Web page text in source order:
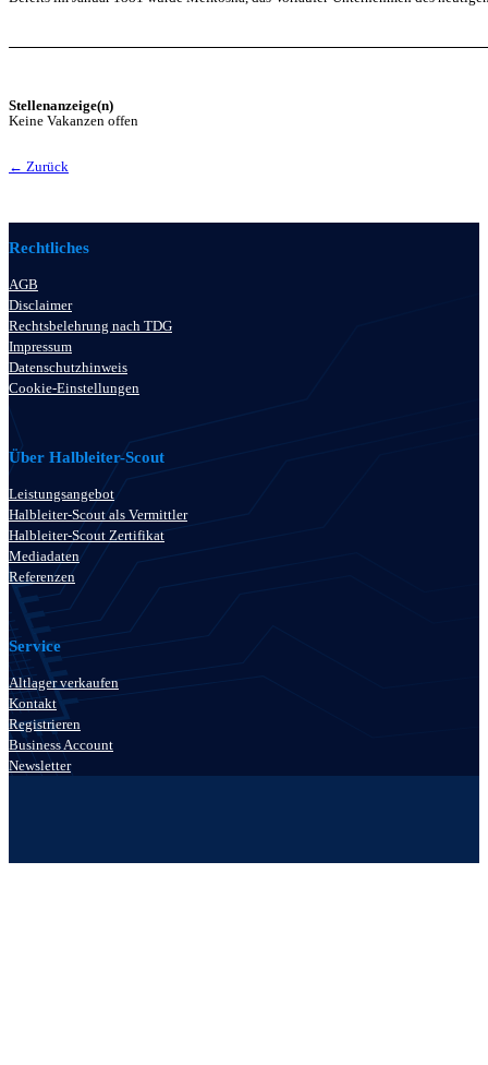
Stellenanzeige(n)
Keine Vakanzen offen
← Zurück
Rechtliches
AGB
Disclaimer
Rechtsbelehrung nach TDG
Impressum
Datenschutzhinweis
Cookie-Einstellungen
Über Halbleiter-Scout
Leistungsangebot
Halbleiter-Scout als Vermittler
Halbleiter-Scout Zertifikat
Mediadaten
Referenzen
Service
Altlager verkaufen
Kontakt
Registrieren
Business Account
Newsletter